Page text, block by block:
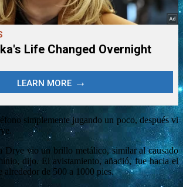
simplemente jugando un poco, después vi
Drye vio un brillo metálico, similar al causado
dijo. El avistamiento, añadió, fue hacia el
alrededor de 500 a 1000 pies.